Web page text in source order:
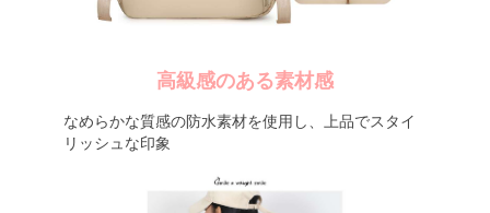
高級感のある素材感
なめらかな質感の防水素材を使用し、上品でスタイ
リッシュな印象